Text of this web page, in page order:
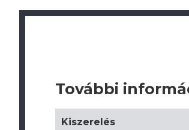
További
Kiszerelés